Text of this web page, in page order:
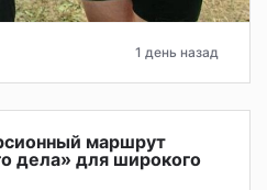
1 день назад
маршрут
дела» для широкого